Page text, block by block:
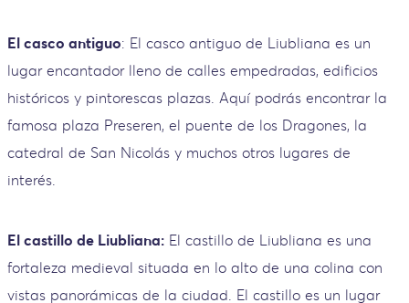
El casco antiguo: El casco antiguo de Liubliana es un
lugar encantador lleno de calles empedradas, edificios
históricos y pintorescas plazas. Aquí podrás encontrar la
famosa plaza Preseren, el puente de los Dragones, la
catedral de San Nicolás y muchos otros lugares de
interés.
El castillo de Liubliana: El castillo de Liubliana es una
fortaleza medieval situada en lo alto de una colina con
vistas panorámicas de la ciudad. El castillo es un lugar